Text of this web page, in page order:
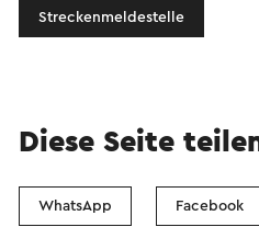
Streckenmeldestelle
Diese Seite
WhatsApp Facebook